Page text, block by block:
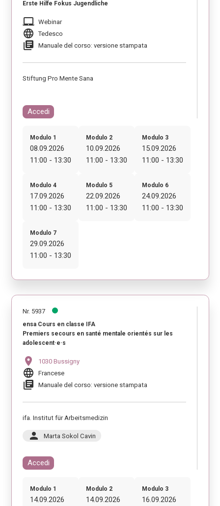
Erste Hilfe Fokus Jugendliche
laptop_mac Webinar
language Tedesco
library_books Manuale del corso: versione stampata
Stiftung Pro Mente Sana
Accedi
Modulo 1
08.09.2026
11:00 - 13:30
Modulo 2
10.09.2026
11:00 - 13:30
Modulo 3
15.09.2026
11:00 - 13:30
Modulo 4
17.09.2026
11:00 - 13:30
Modulo 5
22.09.2026
11:00 - 13:30
Modulo 6
24.09.2026
11:00 - 13:30
Modulo 7
29.09.2026
11:00 - 13:30
Nr. 5937
ensa Cours en classe IFA
Premiers secours en santé mentale orientés sur les
adolescent·e·s
location_on 1030 Bussigny
language Francese
library_books Manuale del corso: versione stampata
ifa. Institut für Arbeitsmedizin
person Marta Sokol Cavin
Accedi
Modulo 1
14.09.2026
Modulo 2
14.09.2026
Modulo 3
16.09.2026